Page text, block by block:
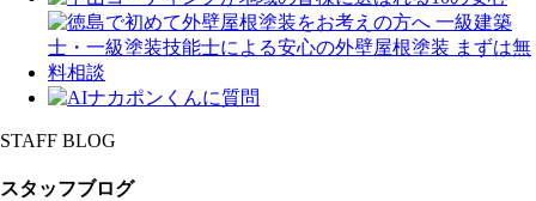
STAFF BLOG
スタッフブログ